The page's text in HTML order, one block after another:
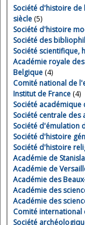
Société d'histoire de
siècle (5)
Société d'histoire
Société des
Société scientifique,
Académie royale
Belgique (4)
Comité national de
Institut de France (4)
Société académique
Société centrale des
Société d'émulation
Société d'histoire
Société d'histoire
Académie de
Académie de
Académie des
Académie des
Académie des
Comité
Société